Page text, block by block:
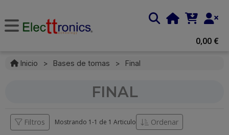
0,00 €
Inicio > Bases de tomas > Final
FINAL
Filtros Mostrando 1-1 de 1 Articulo Ordenar